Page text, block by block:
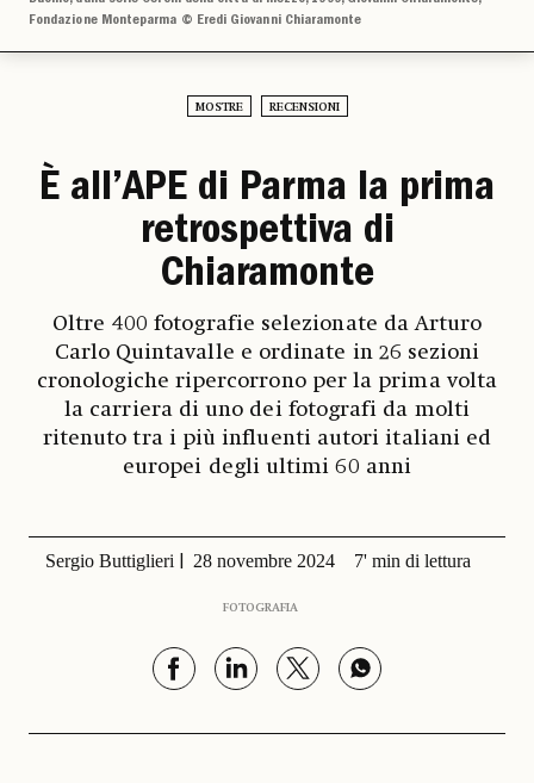
Fondazione Monteparma © Eredi Giovanni Chiaramonte
MOSTRE RECENSIONI
È all’APE di Parma la prima
retrospettiva di
Chiaramonte
Oltre 400 fotografie selezionate da Arturo
Carlo Quintavalle e ordinate in 26 sezioni
cronologiche ripercorrono per la prima volta
la carriera di uno dei fotografi da molti
ritenuto tra i più influenti autori italiani ed
europei degli ultimi 60 anni
Sergio Buttiglieri 28 novembre 2024 7' min di lettura
FOTOGRAFIA